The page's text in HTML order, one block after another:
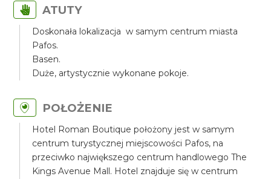
ATUTY
Doskonała lokalizacja w samym centrum miasta
Pafos.
Basen.
Duże, artystycznie wykonane pokoje.
POŁOŻENIE
Hotel Roman Boutique położony jest w samym
centrum turystycznej miejscowości Pafos, na
przeciwko największego centrum handlowego The
Kings Avenue Mall. Hotel znajduje się w centrum